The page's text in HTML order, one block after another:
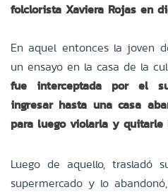
folclorista Xaviera Rojas en
En aquel entonces la joven
un ensayo en la casa de la
fue interceptada por el
ingresar hasta una casa
para luego violarla y quitarle
Luego de aquello, trasladó
supermercado y lo